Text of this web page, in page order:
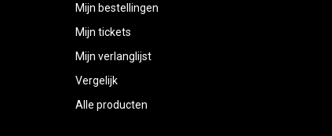
Mijn bestellingen
Mijn tickets
Mijn verlanglijst
Vergelijk
Alle producten